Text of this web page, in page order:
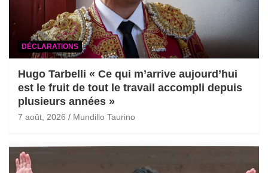
DÉCLARATIONS
Hugo Tarbelli « Ce qui m’arrive aujourd’hui
est le fruit de tout le travail accompli depuis
plusieurs années »
7 août, 2026 Mundillo Taurino